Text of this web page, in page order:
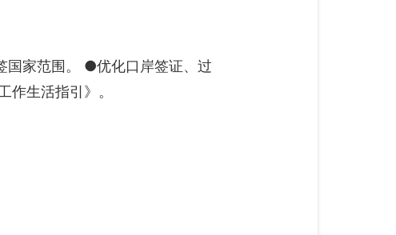
国家范围。 ●优化口岸签证、过
生活指引》。